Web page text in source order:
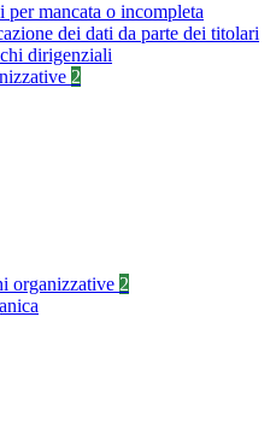
per mancata o incompleta
dei dati da parte dei titolari
dirigenziali
2
organizzative 2